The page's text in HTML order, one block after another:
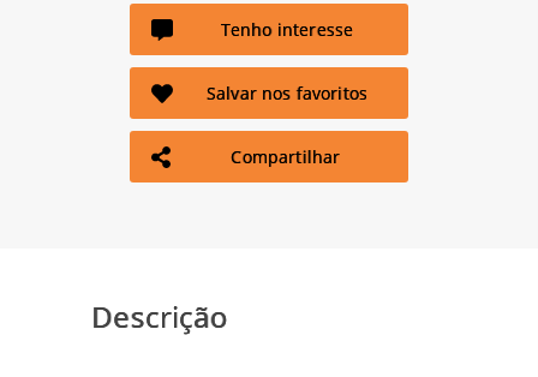
Tenho interesse
Salvar nos favoritos
Compartilhar
Descrição